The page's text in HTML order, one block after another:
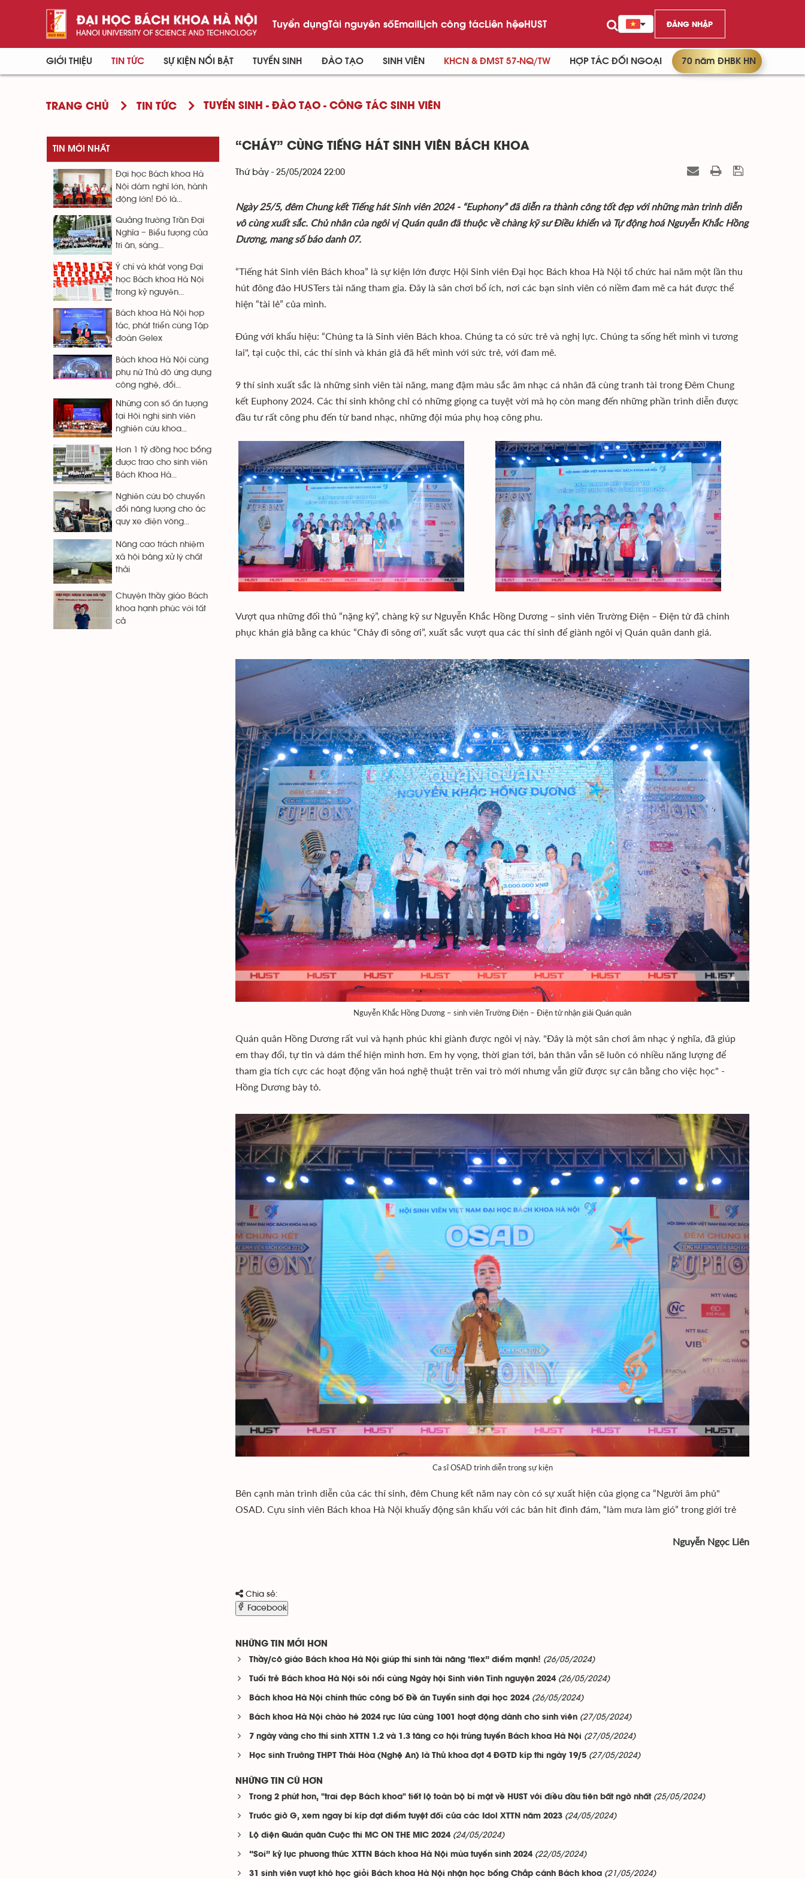
Tuyển dụngTài nguyên sốEmailLịch công tácLiên hệeHUST ĐĂNG NHẬP
GIỚI THIỆU TIN TỨC SỰ KIỆN NỔI BẬT TUYỂN SINH ĐÀO TẠO SINH VIÊN KHCN & ĐMST 57-NQ/TW HỢP TÁC ĐỐI NGOẠI 70 năm ĐHBK HN
TRANG CHỦ TIN TỨC TUYỂN SINH - ĐÀO TẠO - CÔNG TÁC SINH VIÊN
“CHÁY” CÙNG TIẾNG HÁT SINH VIÊN BÁCH KHOA
Thứ bảy - 25/05/2024 22:00
Ngày 25/5, đêm Chung kết Tiếng hát Sinh viên 2024 - “Euphony” đã diễn ra thành công tốt đẹp với những màn trình diễn
vô cùng xuất sắc. Chủ nhân của ngôi vị Quán quân đã thuộc về chàng kỹ sư Điều khiển và Tự động hoá Nguyễn Khắc Hồng
Dương, mang số báo danh 07.
“Tiếng hát Sinh viên Bách khoa” là sự kiện lớn được Hội Sinh viên Đại học Bách khoa Hà Nội tổ chức hai năm một lần thu
hút đông đảo HUSTers tài năng tham gia. Đây là sân chơi bổ ích, nơi các bạn sinh viên có niềm đam mê ca hát được thể
hiện “tài lẻ” của mình.
Đúng với khẩu hiệu: “Chúng ta là Sinh viên Bách khoa. Chúng ta có sức trẻ và nghị lực. Chúng ta sống hết mình vì tương
lai", tại cuộc thi, các thí sinh và khán giả đã hết mình với sức trẻ, với đam mê.
9 thí sinh xuất sắc là những sinh viên tài năng, mang đậm màu sắc âm nhạc cá nhân đã cùng tranh tài trong Đêm Chung
kết Euphony 2024. Các thí sinh không chỉ có những giọng ca tuyệt vời mà họ còn mang đến những phần trình diễn được
đầu tư rất công phu đến từ band nhạc, những đội múa phụ hoạ công phu.
Vượt qua những đối thủ “nặng ký”, chàng kỹ sư Nguyễn Khắc Hồng Dương – sinh viên Trường Điện – Điện tử đã chinh
phục khán giả bằng ca khúc “Chảy đi sông ơi”, xuất sắc vượt qua các thí sinh để giành ngôi vị Quán quân danh giá.
Nguyễn Khắc Hồng Dương – sinh viên Trường Điện – Điện tử nhận giải Quán quân
Quán quân Hồng Dương rất vui và hạnh phúc khi giành được ngôi vị này. "Đây là một sân chơi âm nhạc ý nghĩa, đã giúp
em thay đổi, tự tin và dám thể hiện mình hơn. Em hy vọng, thời gian tới, bản thân vẫn sẽ luôn có nhiều năng lượng để
tham gia tích cực các hoạt động văn hoá nghệ thuật trên vai trò mới nhưng vẫn giữ được sự cân bằng cho việc học" -
Hồng Dương bày tỏ.
Ca sĩ OSAD trình diễn trong sự kiện
Bên cạnh màn trình diễn của các thí sinh, đêm Chung kết năm nay còn có sự xuất hiện của giọng ca “Người âm phủ"
OSAD. Cựu sinh viên Bách khoa Hà Nội khuấy động sân khấu với các bản hit đình đám, “làm mưa làm gió” trong giới trẻ
Nguyễn Ngọc Liên
Chia sẻ:
Facebook
NHỮNG TIN MỚI HƠN
Thầy/cô giáo Bách khoa Hà Nội giúp thí sinh tài năng ‘flex” điểm mạnh! (26/05/2024)
Tuổi trẻ Bách khoa Hà Nội sôi nổi cùng Ngày hội Sinh viên Tình nguyện 2024 (26/05/2024)
Bách khoa Hà Nội chính thức công bố Đề án Tuyển sinh đại học 2024 (26/05/2024)
Bách khoa Hà Nội chào hè 2024 rực lửa cùng 1001 hoạt động dành cho sinh viên (27/05/2024)
7 ngày vàng cho thí sinh XTTN 1.2 và 1.3 tăng cơ hội trúng tuyển Bách khoa Hà Nội (27/05/2024)
Học sinh Trường THPT Thái Hòa (Nghệ An) là Thủ khoa đợt 4 ĐGTD kíp thi ngày 19/5 (27/05/2024)
NHỮNG TIN CŨ HƠN
Trong 2 phút hơn, "trai đẹp Bách khoa" tiết lộ toàn bộ bí mật về HUST với điều đầu tiên bất ngờ nhất (25/05/2024)
Trước giờ G, xem ngay bí kíp đạt điểm tuyệt đối của các Idol XTTN năm 2023 (24/05/2024)
Lộ diện Quán quân Cuộc thi MC ON THE MIC 2024 (24/05/2024)
“Soi” kỷ lục phương thức XTTN Bách khoa Hà Nội mùa tuyển sinh 2024 (22/05/2024)
31 sinh viên vượt khó học giỏi Bách khoa Hà Nội nhận học bổng Chắp cánh Bách khoa (21/05/2024)
TIN MỚI NHẤT
Đại học Bách khoa Hà
Nội dám nghĩ lớn, hành
động lớn! Đó là...
Quảng trường Trần Đại
Nghĩa – Biểu tượng của
tri ân, sáng...
Ý chí và khát vọng Đại
học Bách khoa Hà Nội
trong kỷ nguyên...
Bách khoa Hà Nội hợp
tác, phát triển cùng Tập
đoàn Gelex
Bách khoa Hà Nội cùng
phụ nữ Thủ đô ứng dụng
công nghệ, đổi...
Những con số ấn tượng
tại Hội nghị sinh viên
nghiên cứu khoa...
Hơn 1 tỷ đồng học bổng
được trao cho sinh viên
Bách Khoa Hà...
Nghiên cứu bộ chuyển
đổi năng lượng cho ắc
quy xe điện vòng...
Nâng cao trách nhiệm
xã hội bằng xử lý chất
thải
Chuyện thầy giáo Bách
khoa hạnh phúc với tất
cả